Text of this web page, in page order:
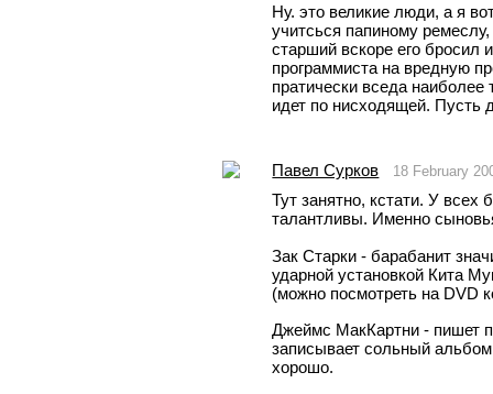
Ну. это великие люди, а я
учитсься папиному
старший вскоре его бросил
программиста на вредную
пратически вседа
идет по нисходящей. Пусть
Павел Сурков 18 February
Тут занятно, кстати. У всех
талантливы. Именно
Зак Старки - барабанит
ударной установкой Кита
(можно посмотреть на DVD
Джеймс МакКартни - пишет
записывает сольный
хорошо.